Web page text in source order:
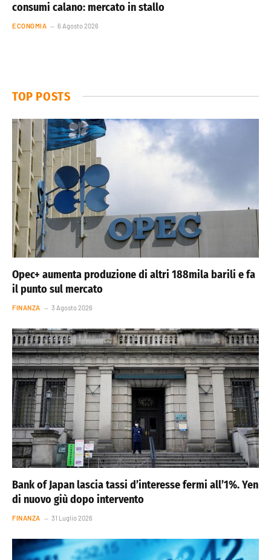
consumi calano: mercato in stallo
ECONOMIA 6 Agosto 2026
TOP POSTS
Opec+ aumenta produzione di altri 188mila barili e fa
il punto sul mercato
FINANZA 3 Agosto 2026
Bank of Japan lascia tassi d’interesse fermi all’1%. Yen
di nuovo giù dopo intervento
FINANZA 31 Luglio 2026